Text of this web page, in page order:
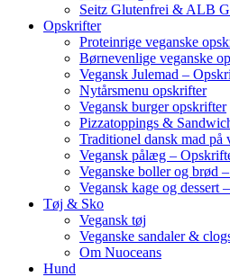
Seitz Glutenfrei & ALB
Opskrifter
Proteinrige veganske
Børnevenlige veganske
Vegansk Julemad –
Nytårsmenu opskrifter
Vegansk burger opskrifter
Pizzatoppings &
Traditionel dansk mad på
Vegansk pålæg –
Veganske boller og brød
Vegansk kage og dessert
Tøj & Sko
Vegansk tøj
Veganske sandaler &
Om Nuoceans
Hund